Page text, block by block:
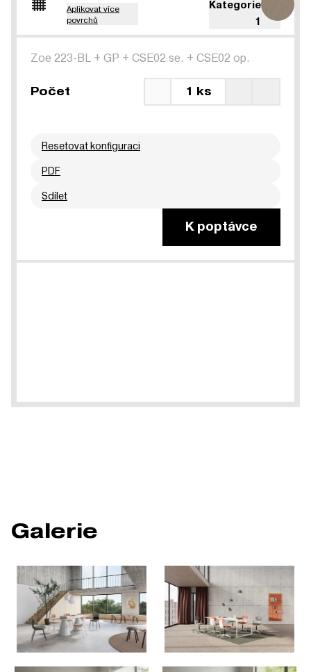
Aplikovat více
povrchů
Kategorie
1
Zoe 223-BL + GP + CSE02 se. + CSE02 op.
Počet 1 ks
Resetovat konfiguraci
PDF
Sdílet
K poptávce
Galerie